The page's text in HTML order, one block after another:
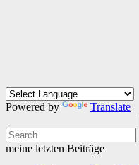
Powered by Translate
meine letzten Beiträge